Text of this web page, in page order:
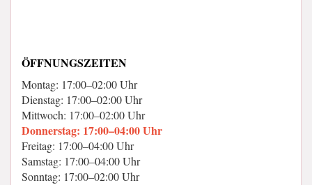
ÖFFNUNGSZEITEN
Montag: 17:00–02:00 Uhr
Dienstag: 17:00–02:00 Uhr
Mittwoch: 17:00–02:00 Uhr
Donnerstag: 17:00–04:00 Uhr
Freitag: 17:00–04:00 Uhr
Samstag: 17:00–04:00 Uhr
Sonntag: 17:00–02:00 Uhr